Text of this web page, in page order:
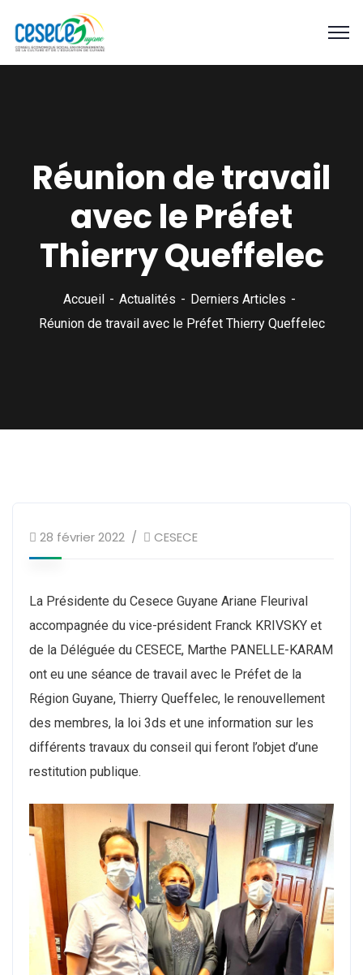
Réunion de travail
avec le Préfet
Thierry Queffelec
Accueil Actualités
Derniers Articles
Réunion de travail avec le Préfet Thierry Queffelec
28 février 2022 CESECE
La Présidente du Cesece Guyane Ariane Fleurival
accompagnée du vice-président Franck KRIVSKY et
de la Déléguée du CESECE, Marthe PANELLE-KARAM
ont eu une séance de travail avec le Préfet de la
Région Guyane, Thierry Queffelec, le renouvellement
des membres, la loi 3ds et une information sur les
différents travaux du conseil qui feront l’objet d’une
restitution publique.